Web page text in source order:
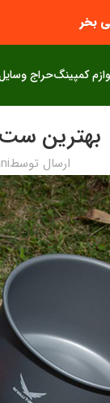
بخر
کمپینگحراج
بهترین ست
ارسال توسط